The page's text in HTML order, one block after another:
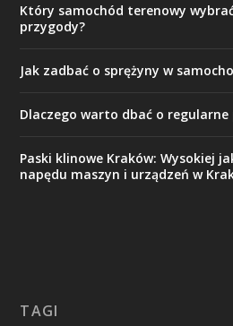
Który samochód terenowy
przygody?
Jak zadbać o sprężyny w
Dlaczego warto dbać o
Paski klinowe Kraków: Wysokiej
napędu maszyn i urządzeń w
TAGI